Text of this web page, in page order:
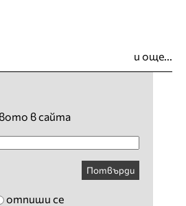
и още...
в сайта
Потвърди
отпиши се